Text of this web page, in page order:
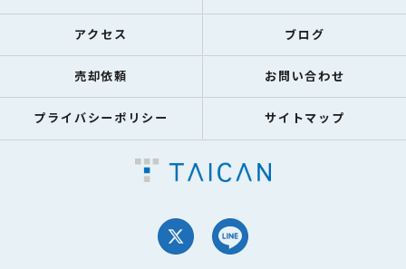
アクセス ブログ
売却依頼 お問い合わせ
プライバシーポリシー サイトマップ